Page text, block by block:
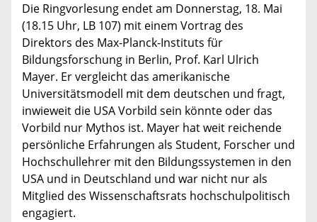
Die Ringvorlesung endet am Donnerstag, 18. Mai
(18.15 Uhr, LB 107) mit einem Vortrag des
Direktors des Max-Planck-Instituts für
Bildungsforschung in Berlin, Prof. Karl Ulrich
Mayer. Er vergleicht das amerikanische
Universitätsmodell mit dem deutschen und fragt,
inwieweit die USA Vorbild sein könnte oder das
Vorbild nur Mythos ist. Mayer hat weit reichende
persönliche Erfahrungen als Student, Forscher und
Hochschullehrer mit den Bildungssystemen in den
USA und in Deutschland und war nicht nur als
Mitglied des Wissenschaftsrats hochschulpolitisch
engagiert.